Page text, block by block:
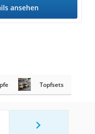
ansehen
Topfsets